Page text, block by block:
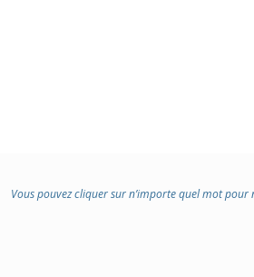
Vous pouvez cliquer sur n’importe quel mot